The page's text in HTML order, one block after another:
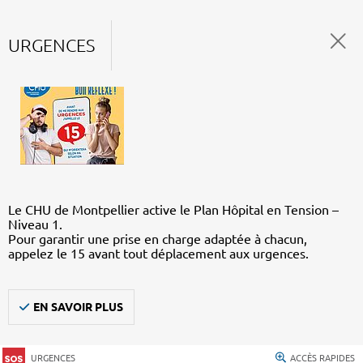
URGENCES
Le CHU de Montpellier active le Plan Hôpital en Tension –
Niveau 1.
Pour garantir une prise en charge adaptée à chacun,
appelez le 15 avant tout déplacement aux urgences.
EN SAVOIR PLUS
URGENCES ACCÈS RAPIDES